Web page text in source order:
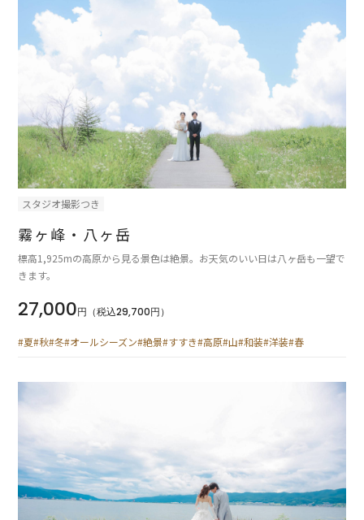
スタジオ撮影つき
霧ヶ峰・八ヶ岳
標高1,925mの高原から見る景色は絶景。お天気のいい日は八ヶ岳も一望で
きます。
27,000円（税込29,700円）
#夏#秋#冬#オールシーズン#絶景#すすき#高原#山#和装#洋装#春